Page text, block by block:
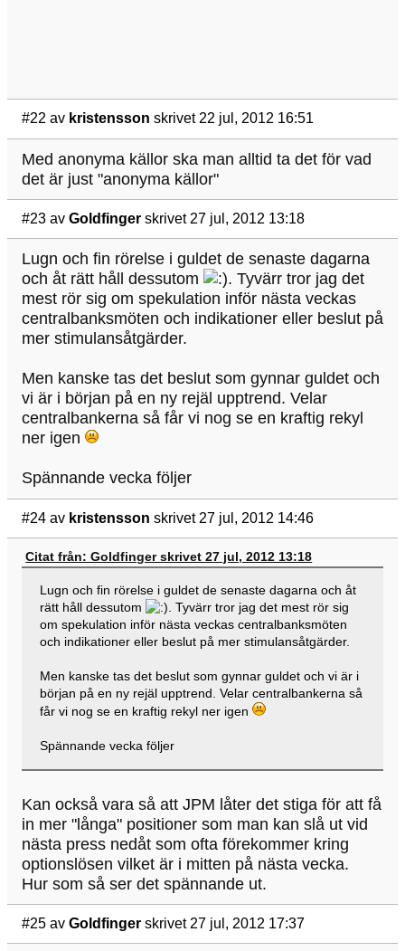
#22 av kristensson skrivet 22 jul, 2012 16:51
Med anonyma källor ska man alltid ta det för vad
det är just "anonyma källor"
#23 av Goldfinger skrivet 27 jul, 2012 13:18
Lugn och fin rörelse i guldet de senaste dagarna
och åt rätt håll dessutom
. Tyvärr tror jag det
mest rör sig om spekulation inför nästa veckas
centralbanksmöten och indikationer eller beslut på
mer stimulansåtgärder.
Men kanske tas det beslut som gynnar guldet och
vi är i början på en ny rejäl upptrend. Velar
centralbankerna så får vi nog se en kraftig rekyl
ner igen
Spännande vecka följer
#24 av kristensson skrivet 27 jul, 2012 14:46
Citat från: Goldfinger skrivet 27 jul, 2012 13:18
Lugn och fin rörelse i guldet de senaste dagarna och åt
rätt håll dessutom
. Tyvärr tror jag det mest rör sig
om spekulation inför nästa veckas centralbanksmöten
och indikationer eller beslut på mer stimulansåtgärder.
Men kanske tas det beslut som gynnar guldet och vi är i
början på en ny rejäl upptrend. Velar centralbankerna så
får vi nog se en kraftig rekyl ner igen
Spännande vecka följer
Kan också vara så att JPM låter det stiga för att få
in mer "långa" positioner som man kan slå ut vid
nästa press nedåt som ofta förekommer kring
optionslösen vilket är i mitten på nästa vecka.
Hur som så ser det spännande ut.
#25 av Goldfinger skrivet 27 jul, 2012 17:37